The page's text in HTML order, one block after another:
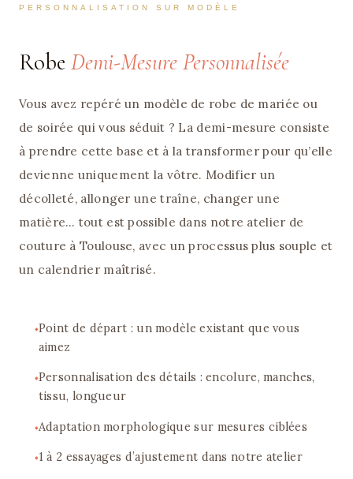
PERSONNALISATION SUR MODÈLE
Robe Demi-Mesure Personnalisée
Vous avez repéré un modèle de robe de mariée ou
de soirée qui vous séduit ? La demi-mesure consiste
à prendre cette base et à la transformer pour qu’elle
devienne uniquement la vôtre. Modifier un
décolleté, allonger une traîne, changer une
matière… tout est possible dans notre atelier de
couture à Toulouse, avec un processus plus souple et
un calendrier maîtrisé.
Point de départ : un modèle existant que vous
aimez
Personnalisation des détails : encolure, manches,
tissu, longueur
Adaptation morphologique sur mesures ciblées
1 à 2 essayages d’ajustement dans notre atelier